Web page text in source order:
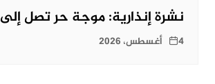
نشرة إنذارية: موجة حر تصل إلى 47 درجة
4 أغسطس، 2026